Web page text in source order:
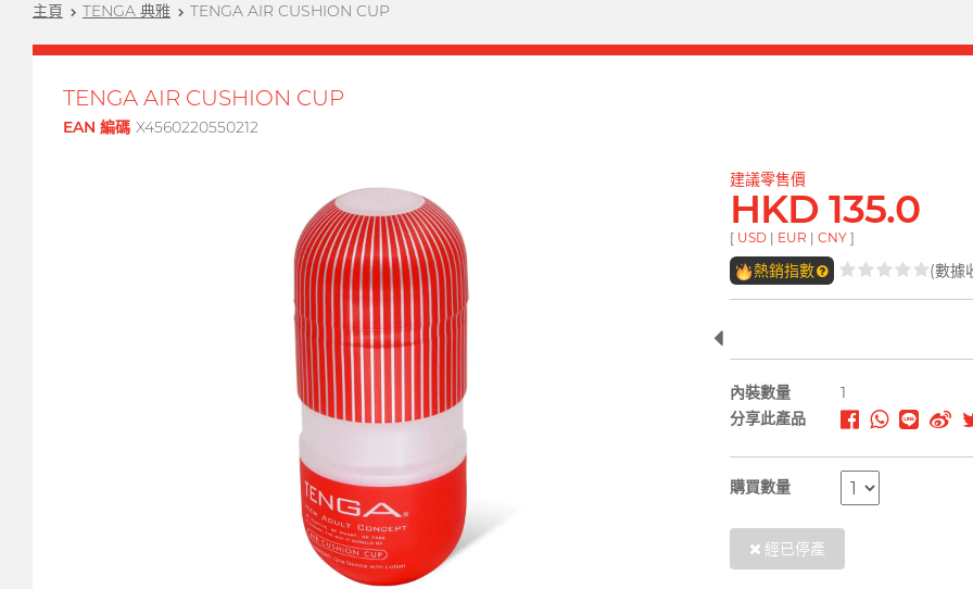
主頁 TENGA 典雅 TENGA AIR CUSHION CUP
TENGA AIR CUSHION CUP
EAN 編碼 X4560220550212
建議零售價
HKD 135.0
[ USD | EUR | CNY ]
熱銷指數 (數據
內裝數量
1
分享此產品
購買數量
經已停產